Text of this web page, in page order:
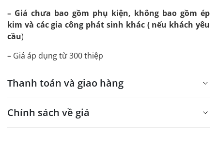
– Giá chưa bao gồm phụ kiện, không bao gồm ép
kim và các gia công phát sinh khác ( nếu khách yêu
cầu)
– Giá áp dụng từ 300 thiệp
Thanh toán và giao hàng
Chính sách về giá